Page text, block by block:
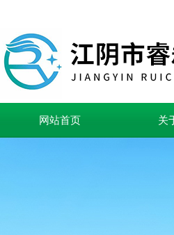
网站首页 关